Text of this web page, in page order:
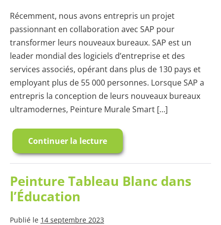
Récemment, nous avons entrepris un projet
passionnant en collaboration avec SAP pour
transformer leurs nouveaux bureaux. SAP est un
leader mondial des logiciels d’entreprise et des
services associés, opérant dans plus de 130 pays et
employant plus de 55 000 personnes. Lorsque SAP a
entrepris la conception de leurs nouveaux bureaux
ultramodernes, Peinture Murale Smart […]
Continuer la lecture
SAP
Transforme
les
en
Espaces
Créatifs
Peinture Tableau Blanc dans
l’Éducation
Publié le 14 septembre 2023